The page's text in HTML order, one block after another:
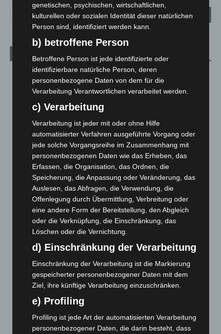
Kellerbrand in Hannover-Vinnhorst schnell gelöscht
10. August 2026
M’era Luna 2026: 25.000 Fans feiern in Hildesheim
Kunst trifft Weingenuss: Barbara-Susann Mehring zeigt ihre
Werke im Jacques’ Wein-Depot Isernhagen
8. August 2026
A2: Zweite Turbobaustelle startet zwischen Hannover-West
und Bothfeld
8. August 2026
Niedersachsen: Feuerwehrkräfte kehren nach
Waldbrandeinsatz aus Spanien zurück
Hannover: Erste Tigermücken-Population in Niedersachsen
7. August 2026
Brand im „Haus der Begegnung“ in Neuwarmbüchen schnell
genetischen, psychischen, wirtschaftlichen,
kulturellen oder sozialen Identität dieser natürlichen
Person sind, identifiziert werden kann.
b) betroffene Person
Betroffene Person ist jede identifizierte oder
identifizierbare natürliche Person, deren
personenbezogene Daten von dem für die
Verarbeitung Verantwortlichen verarbeitet werden.
c) Verarbeitung
Verarbeitung ist jeder mit oder ohne Hilfe
automatisierter Verfahren ausgeführte Vorgang oder
jede solche Vorgangsreihe im Zusammenhang mit
personenbezogenen Daten wie das Erheben, das
Erfassen, die Organisation, das Ordnen, die
Speicherung, die Anpassung oder Veränderung, das
Auslesen, das Abfragen, die Verwendung, die
Offenlegung durch Übermittlung, Verbreitung oder
eine andere Form der Bereitstellung, den Abgleich
oder die Verknüpfung, die Einschränkung, das
Löschen oder die Vernichtung.
d) Einschränkung der Verarbeitung
Einschränkung der Verarbeitung ist die Markierung
gespeicherter personenbezogener Daten mit dem
Ziel, ihre künftige Verarbeitung einzuschränken.
e) Profiling
Profiling ist jede Art der automatisierten Verarbeitung
personenbezogener Daten, die darin besteht, dass